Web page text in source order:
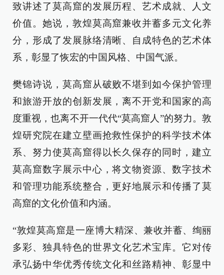
致讲述了莫高窟的发展历程、艺术成就、人文
价值。她说，敦煌莫高窟兼收并蓄多元文化养
分，形成了发展脉络清晰、自成特色的艺术体
系，彰显了恢宏的中国风格、中国气派。
樊锦诗说，莫高窟从破败不堪到如今保护管理
和旅游开放的创新发展，离不开党和国家的高
度重视，也离不开一代代“莫高窟人”的努力。敦
煌研究院在建立壁画抢救性保护的科学技术体
系、努力使莫高窟得以长久保存的同时，建立
莫高窟数字展示中心，将文物资源、数字技术
和管理功能系统整合，更好地展示和传播了莫
高窟的文化价值和内涵。
“敦煌莫高窟是一座博大精深、兼收并蓄、绚丽
多彩、独具特色的世界文化艺术宝库。它对传
承弘扬中华优秀传统文化和丝路精神、彰显中